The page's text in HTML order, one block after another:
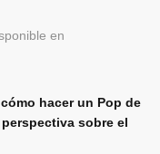
en
hacer un Pop de
sobre el